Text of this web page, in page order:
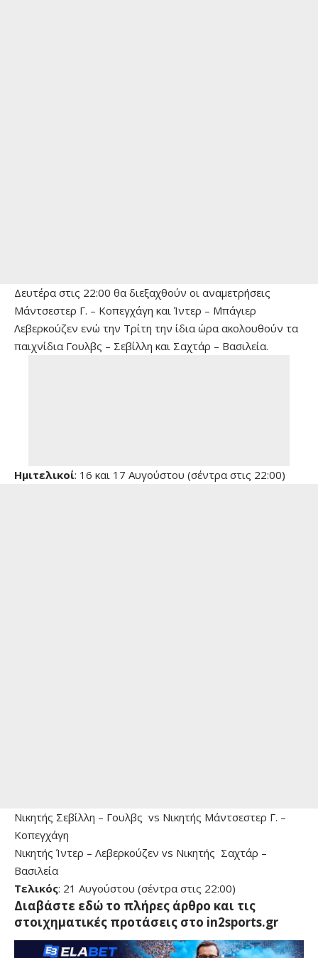
Δευτέρα στις 22:00 θα διεξαχθούν οι αναμετρήσεις
Μάντσεστερ Γ. – Κοπεγχάγη και Ίντερ – Μπάγιερ
Λεβερκούζεν ενώ την Τρίτη την ίδια ώρα ακολουθούν τα
παιχνίδια Γουλβς – Σεβίλλη και Σαχτάρ – Βασιλεία.
Ημιτελικοί: 16 και 17 Αυγούστου (σέντρα στις 22:00)
Νικητής Σεβίλλη – Γουλβς vs Νικητής Μάντσεστερ Γ. –
Κοπεγχάγη
Νικητής Ίντερ – Λεβερκούζεν vs Νικητής Σαχτάρ –
Βασιλεία
Τελικός: 21 Αυγούστου (σέντρα στις 22:00)
Διαβάστε εδώ το πλήρες άρθρο και τις
στοιχηματικές προτάσεις στο in2sports.gr